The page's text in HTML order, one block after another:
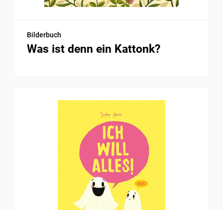
Bilderbuch
Was ist denn ein Kattonk?